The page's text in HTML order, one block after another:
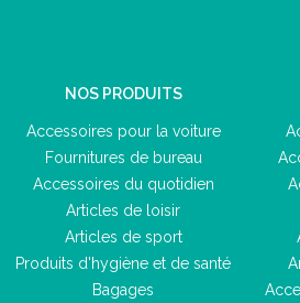
NOS PRODUITS
Accessoires pour la voiture
Fournitures de bureau
Accessoires du quotidien
Articles de loisir
Articles de sport
Produits d'hygiène et de santé
Bagages